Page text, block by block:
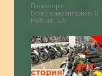
Просмотры:
Всего комментариев: 0
Рейтинг: 5.0